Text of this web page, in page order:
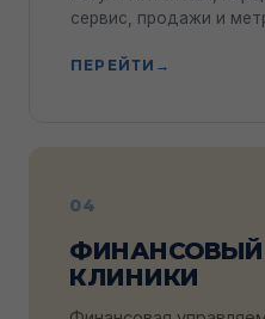
сервис, продажи и
ПЕРЕЙТИ →
04
ФИНАНСОВЫЙ
КЛИНИКИ